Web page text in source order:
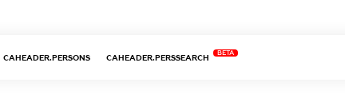
CAHEADER.PERSONS CAHEADER.PERSSEARCH
BETA